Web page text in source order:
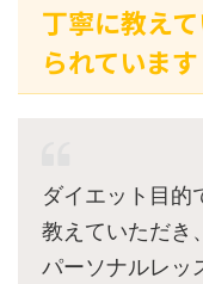
丁寧に教え
られています
ダイエット目的
教えていただき
パーソナルレッ